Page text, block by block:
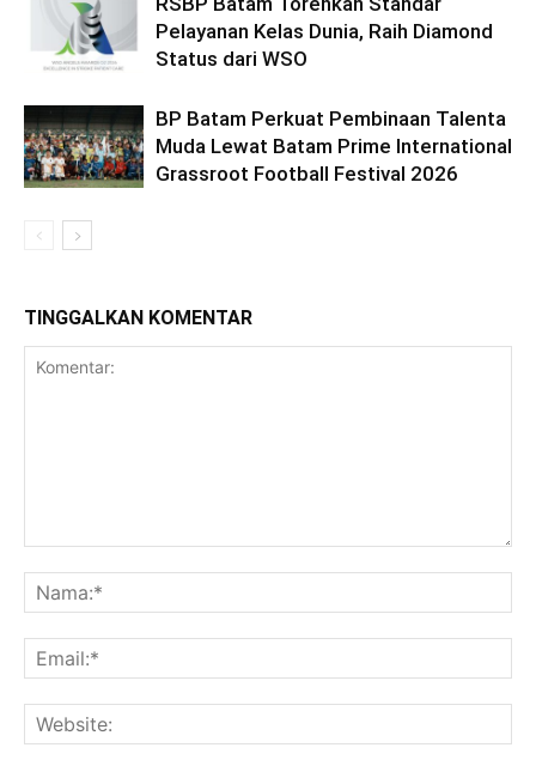
Pelayanan Kelas Dunia, Raih Diamond
Status dari WSO
BP Batam Perkuat Pembinaan Talenta
Muda Lewat Batam Prime International
Grassroot Football Festival 2026
TINGGALKAN KOMENTAR